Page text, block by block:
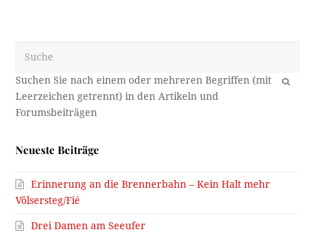
OK
Neueste Beiträge
Erinnerung an die Brennerbahn – Kein Halt mehr
Völsersteg/Fié
Drei Damen am Seeufer